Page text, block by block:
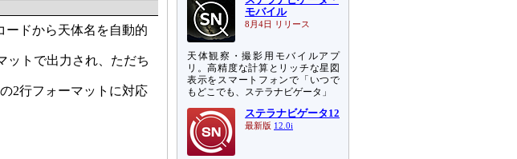
ードから天体名を自動的
ットで出力され、ただち
2行フォーマットに対応
モバイル
8月4日 リリース
天体観察・撮影用モバイルアプ
リ。高精度な計算とリッチな星図
表示をスマートフォンで「いつで
もどこでも、ステラナビゲータ」
ステラナビゲータ12
最新版 12.0i